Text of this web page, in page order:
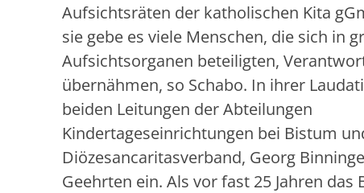
Aufsichtsräten der katholischen Kita
sie gebe es viele Menschen, die sich in
Aufsichtsorganen beteiligten,
übernähmen, so Schabo. In ihrer
beiden Leitungen der Abteilungen
Kindertageseinrichtungen bei Bistum
Diözesancaritasverband, Georg
Geehrten ein. Als vor fast 25 Jahren